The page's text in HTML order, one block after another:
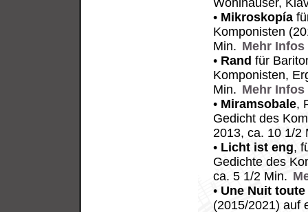
• Mikroskopía
Komponisten
Min. Mehr Infos
• Rand für
Komponisten,
Min. Mehr Infos
• Miramsobale,
Gedicht des
2013, ca. 10 1/2
• Licht ist eng,
Gedichte des
ca. 5 1/2 Min.
• Une Nuit
(2015/2021) auf